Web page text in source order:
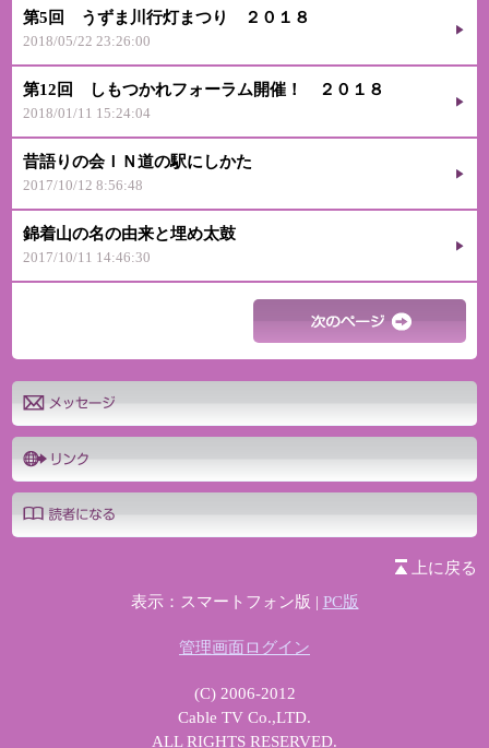
第5回 うずま川行灯まつり ２０１８
2018/05/22 23:26:00
第12回 しもつかれフォーラム開催！ ２０１８
2018/01/11 15:24:04
昔語りの会ＩＮ道の駅にしかた
2017/10/12 8:56:48
錦着山の名の由来と埋め太鼓
2017/10/11 14:46:30
上に戻る
表示：スマートフォン版 | PC版
管理画面ログイン
(C) 2006-2012
Cable TV Co.,LTD.
ALL RIGHTS RESERVED.